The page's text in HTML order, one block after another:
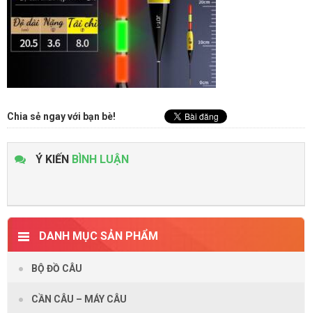
Chia sẻ ngay với bạn bè!
Ý KIẾN BÌNH LUẬN
DANH MỤC SẢN PHẨM
BỘ ĐỒ CÂU
CẦN CÂU – MÁY CÂU